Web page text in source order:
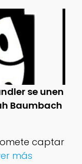
se unen
Baumbach
captar
más